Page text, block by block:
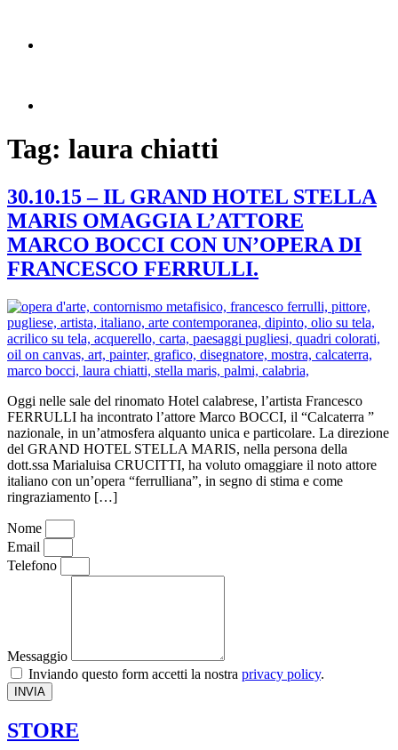
Tag: laura chiatti
30.10.15 – IL GRAND HOTEL STELLA
MARIS OMAGGIA L’ATTORE
MARCO BOCCI CON UN’OPERA DI
FRANCESCO FERRULLI.
Oggi nelle sale del rinomato Hotel calabrese, l’artista Francesco
FERRULLI ha incontrato l’attore Marco BOCCI, il “Calcaterra ”
nazionale, in un’atmosfera alquanto unica e particolare. La direzione
del GRAND HOTEL STELLA MARIS, nella persona della
dott.ssa Marialuisa CRUCITTI, ha voluto omaggiare il noto attore
italiano con un’opera “ferrulliana”, in segno di stima e come
ringraziamento […]
Nome
Email
Telefono
Messaggio
Inviando questo form accetti la nostra privacy policy.
INVIA
STORE